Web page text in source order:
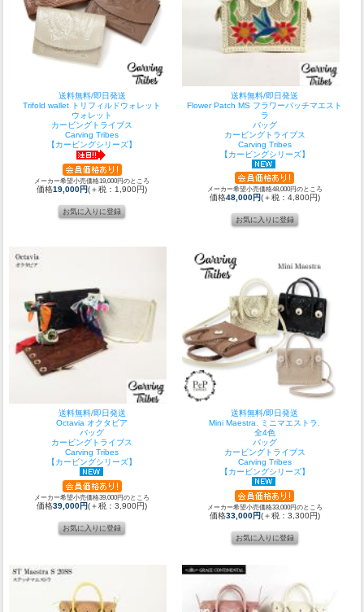
送料無料/即日発送
Trifold wallet トリフィルドウォレット
ウォレット
カービングトライブス
Carving Tribes
【カービングシリーズ】
メーカー希望小売価格19,000円のところ
価格19,000円(＋税：1,900円)
送料無料/即日発送
Flower Patch MS フラワーパッチマエスト
ラ
バッグ
カービングトライブス
Carving Tribes
【カービングシリーズ】
メーカー希望小売価格48,000円のところ
価格48,000円(＋税：4,800円)
送料無料/即日発送
Octavia オクタビア
バッグ
カービングトライブス
Carving Tribes
【カービングシリーズ】
メーカー希望小売価格39,000円のところ
価格39,000円(＋税：3,900円)
送料無料/即日発送
Mini Maestra. ミニマエストラ.
全4色
バッグ
カービングトライブス
Carving Tribes
【カービングシリーズ】
メーカー希望小売価格33,000円のところ
価格33,000円(＋税：3,300円)